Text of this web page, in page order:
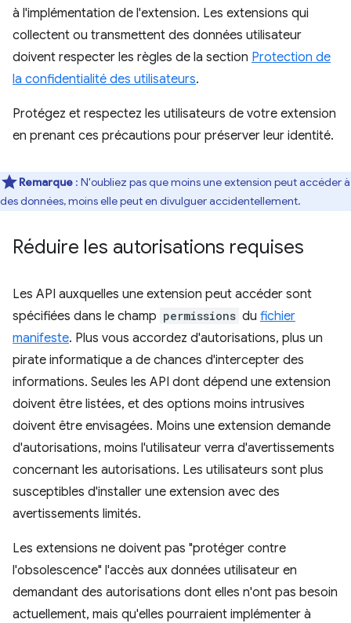
à l'implémentation de l'extension. Les extensions qui
collectent ou transmettent des données utilisateur
doivent respecter les règles de la section Protection de
la confidentialité des utilisateurs.
Protégez et respectez les utilisateurs de votre extension
en prenant ces précautions pour préserver leur identité.
Remarque : N'oubliez pas que moins une extension peut accéder à
des données, moins elle peut en divulguer accidentellement.
Réduire les autorisations requises
Les API auxquelles une extension peut accéder sont
spécifiées dans le champ permissions du fichier
manifeste. Plus vous accordez d'autorisations, plus un
pirate informatique a de chances d'intercepter des
informations. Seules les API dont dépend une extension
doivent être listées, et des options moins intrusives
doivent être envisagées. Moins une extension demande
d'autorisations, moins l'utilisateur verra d'avertissements
concernant les autorisations. Les utilisateurs sont plus
susceptibles d'installer une extension avec des
avertissements limités.
Les extensions ne doivent pas "protéger contre
l'obsolescence" l'accès aux données utilisateur en
demandant des autorisations dont elles n'ont pas besoin
actuellement, mais qu'elles pourraient implémenter à